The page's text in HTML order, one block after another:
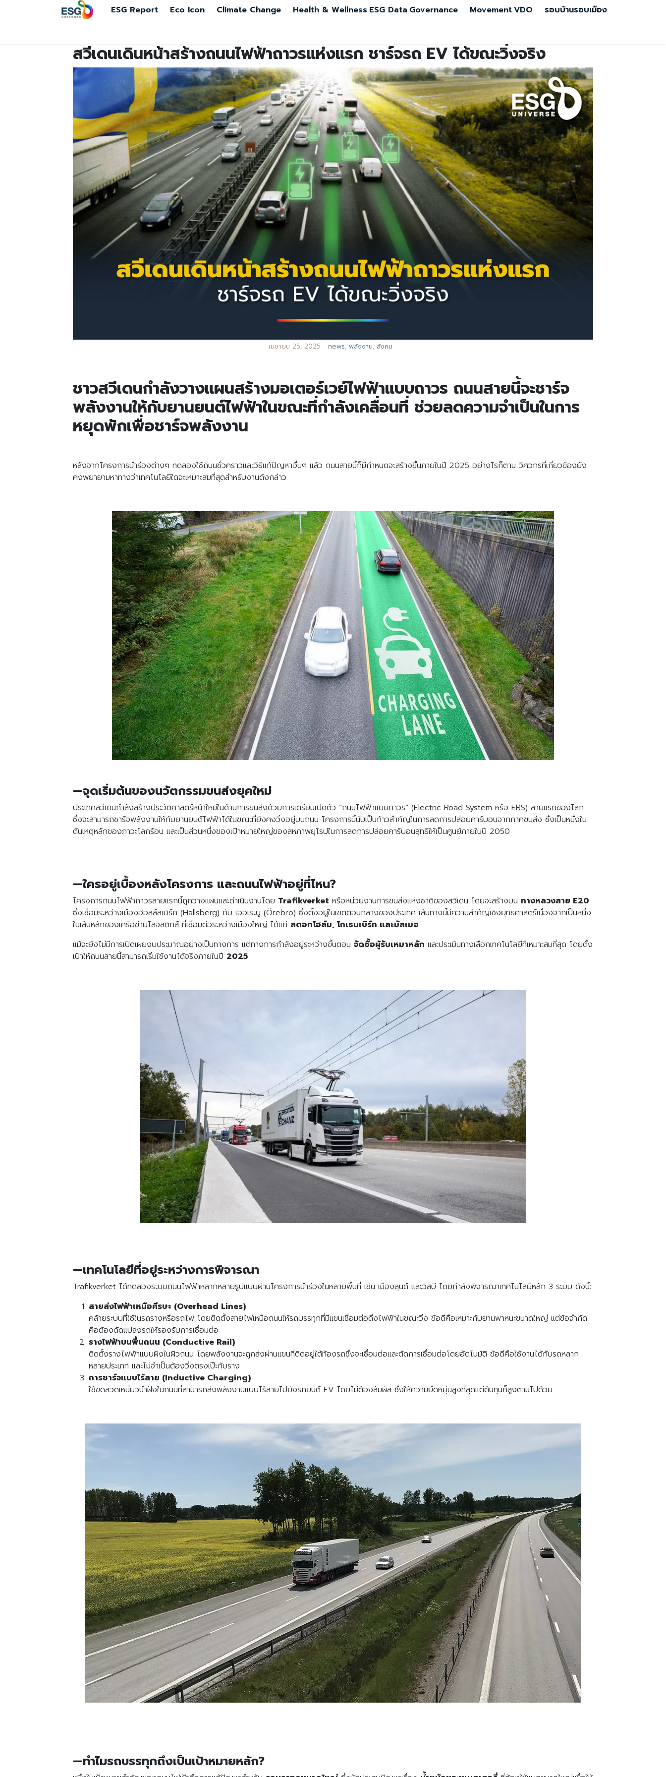
ESG Report Eco Icon Climate Change Health & Wellness ESG Data Governance MovementVDO รอบบ้านรอบเมือง
Search
for: Search
สวีเดนเดินหน้าสร้างถนนไฟฟ้าถาวรแห่งแรก ชาร์จรถ EV ได้ขณะวิ่งจริง
เมษายน 25, 2025 news, พลังงาน, สังคม
ชาวสวีเดนกำลังวางแผนสร้างมอเตอร์เวย์ไฟฟ้าแบบถาวร ถนนสายนี้จะชาร์จ
พลังงานให้กับยานยนต์ไฟฟ้าในขณะที่กำลังเคลื่อนที่ ช่วยลดความจำเป็นในการ
หยุดพักเพื่อชาร์จพลังงาน
หลังจากโครงการนำร่องต่างๆ ทดลองใช้ถนนชั่วคราวและวิธีแก้ปัญหาอื่นๆ แล้ว ถนนสายนี้ก็มีกำหนดจะสร้างขึ้นภายในปี 2025 อย่างไรก็ตาม วิศวกรที่เกี่ยวข้องยัง
คงพยายามหาทางว่าเทคโนโลยีใดจะเหมาะสมที่สุดสำหรับงานดังกล่าว
—จุดเริ่มต้นของนวัตกรรมขนส่งยุคใหม่
ประเทศสวีเดนกำลังสร้างประวัติศาสตร์หน้าใหม่ในด้านการขนส่งด้วยการเตรียมเปิดตัว “ถนนไฟฟ้าแบบถาวร” (Electric Road System หรือ ERS) สายแรกของโลก
ซึ่งจะสามารถชาร์จพลังงานให้กับยานยนต์ไฟฟ้าได้ในขณะที่ยังคงวิ่งอยู่บนถนน โครงการนี้นับเป็นก้าวสำคัญในการลดการปล่อยคาร์บอนจากภาคขนส่ง ซึ่งเป็นหนึ่งใน
ต้นเหตุหลักของภาวะโลกร้อน และเป็นส่วนหนึ่งของเป้าหมายใหญ่ของสหภาพยุโรปในการลดการปล่อยคาร์บอนสุทธิให้เป็นศูนย์ภายในปี 2050
—ใครอยู่เบื้องหลังโครงการ และถนนไฟฟ้าอยู่ที่ไหน?
โครงการถนนไฟฟ้าถาวรสายแรกนี้ถูกวางแผนและดำเนินงานโดย Trafikverket หรือหน่วยงานการขนส่งแห่งชาติของสวีเดน โดยจะสร้างบน ทางหลวงสาย E20
ซึ่งเชื่อมระหว่างเมืองฮอลล์สเบิร์ก (Hallsberg) กับ เออเระบู (Örebro) ซึ่งตั้งอยู่ในเขตตอนกลางของประเทศ เส้นทางนี้มีความสำคัญเชิงยุทธศาสตร์เนื่องจากเป็นหนึ่ง
ในเส้นหลักของเครือข่ายโลจิสติกส์ ที่เชื่อมต่อระหว่างเมืองใหญ่ ได้แก่ สตอกโฮล์ม, โกเธนเบิร์ก และมัลเมอ
แม้จะยังไม่มีการเปิดเผยงบประมาณอย่างเป็นทางการ แต่ทางการกำลังอยู่ระหว่างขั้นตอน จัดซื้อผู้รับเหมาหลัก และประเมินทางเลือกเทคโนโลยีที่เหมาะสมที่สุด โดยตั้ง
เป้าให้ถนนสายนี้สามารถเริ่มใช้งานได้จริงภายในปี 2025
—เทคโนโลยีที่อยู่ระหว่างการพิจารณา
Trafikverket ได้ทดลองระบบถนนไฟฟ้าหลากหลายรูปแบบผ่านโครงการนำร่องในหลายพื้นที่ เช่น เมืองลุนด์ และวิสบี โดยกำลังพิจารณาเทคโนโลยีหลัก 3 ระบบ ดังนี้:
สายส่งไฟฟ้าเหนือศีรษะ (Overhead Lines)
คล้ายระบบที่ใช้ในรถรางหรือรถไฟ โดยติดตั้งสายไฟเหนือถนนให้รถบรรทุกที่มีแขนเชื่อมต่อดึงไฟฟ้าในขณะวิ่ง ข้อดีคือเหมาะกับยานพาหนะขนาดใหญ่ แต่ข้อจำกัด
คือต้องดัดแปลงรถให้รองรับการเชื่อมต่อ
รางไฟฟ้าบนพื้นถนน (Conductive Rail)
ติดตั้งรางไฟฟ้าแบบฝังในผิวถนน โดยพลังงานจะถูกส่งผ่านแขนที่ติดอยู่ใต้ท้องรถซึ่งจะเชื่อมต่อและตัดการเชื่อมต่อโดยอัตโนมัติ ข้อดีคือใช้งานได้กับรถหลาก
หลายประเภท และไม่จำเป็นต้องวิ่งตรงเป๊ะกับราง
การชาร์จแบบไร้สาย (Inductive Charging)
ใช้ขดลวดเหนี่ยวนำฝังในถนนที่สามารถส่งพลังงานแบบไร้สายไปยังรถยนต์ EV โดยไม่ต้องสัมผัส ซึ่งให้ความยืดหยุ่นสูงที่สุดแต่ต้นทุนก็สูงตามไปด้วย
—ทำไมรถบรรทุกถึงเป็นเป้าหมายหลัก?